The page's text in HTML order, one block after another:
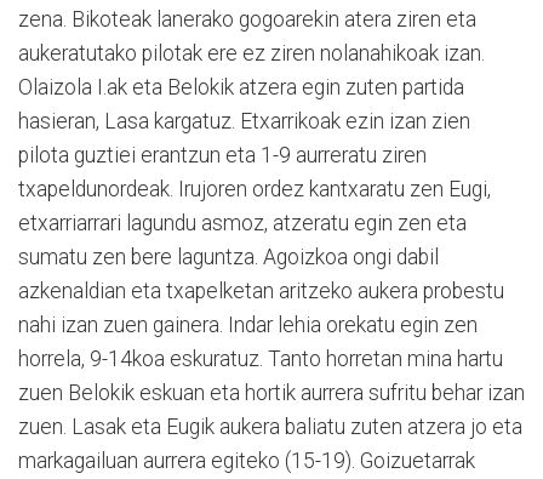
zena. Bikoteak lanerako gogoarekin atera ziren eta
aukeratutako pilotak ere ez ziren nolanahikoak izan.
Olaizola I.ak eta Belokik atzera egin zuten partida
hasieran, Lasa kargatuz. Etxarrikoak ezin izan zien
pilota guztiei erantzun eta 1-9 aurreratu ziren
txapeldunordeak. Irujoren ordez kantxaratu zen Eugi,
etxarriarrari lagundu asmoz, atzeratu egin zen eta
sumatu zen bere laguntza. Agoizkoa ongi dabil
azkenaldian eta txapelketan aritzeko aukera probestu
nahi izan zuen gainera. Indar lehia orekatu egin zen
horrela, 9-14koa eskuratuz. Tanto horretan mina hartu
zuen Belokik eskuan eta hortik aurrera sufritu behar izan
zuen. Lasak eta Eugik aukera baliatu zuten atzera jo eta
markagailuan aurrera egiteko (15-19). Goizuetarrak